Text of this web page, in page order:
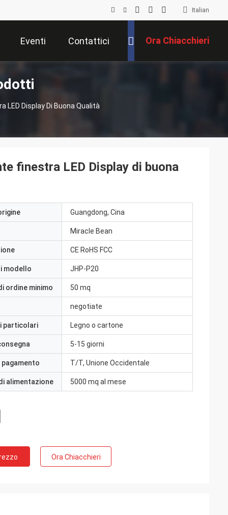
Italian
Eventi Contattici Ora Chiacchieri
LED Display Di Buona Qualità
finestra LED Display di buona
Guangdong, Cina
Miracle Bean
CE RoHS FCC
modello JHP-P20
ordine minimo 50 mq
negotiate
particolari Legno o cartone
5-15 giorni
pagamento T/T, Unione Occidentale
alimentazione 5000 mq al mese
Ora Chiacchieri